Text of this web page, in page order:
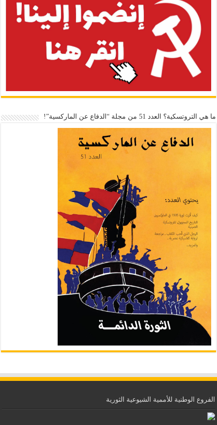
ما هي التروتسكية؟ العدد 51 من مجلة “الدفاع عن الماركسية”!
الفروع الوطنية للأممية الشيوعية الثورية